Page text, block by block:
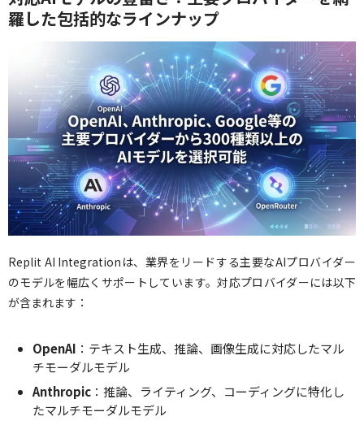
羅した包括的なラインナップ
Replit AI Integrationは、業界をリードする主要なAIプロバイダー
のモデルを幅広くサポートしています。対応プロバイダーには以下
が含まれます：
OpenAI ：テキスト生成、推論、画像生成に対応したマル
チモーダルモデル
Anthropic ：推論、ライティング、コーディングに特化し
たマルチモーダルモデル